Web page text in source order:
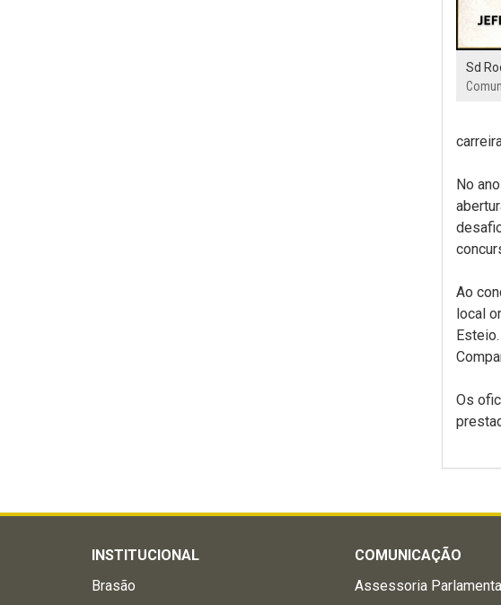
Sd
No
Ao
local
Os
INSTITUCIONAL
Brasão
COMUNICAÇÃO
Assessoria